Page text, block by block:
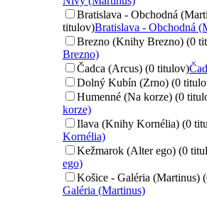
Bratislava - Obchodná
titulov)Bratislava - Obchodná
Brezno (Knihy Brezno) (0
Brezno)
Čadca (Arcus) (0 titulov)
Dolný Kubín (Zrno) (0
Humenné (Na korze) (0
korze)
Ilava (Knihy Kornélia) (0
Kornélia)
Kežmarok (Alter ego) (0
ego)
Košice - Galéria (Martinus)
Galéria (Martinus)